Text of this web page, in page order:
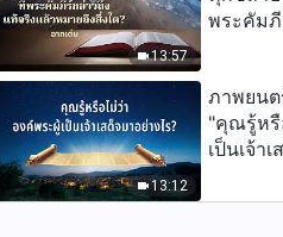
28:46
ตีความความล้ำลึกต่า
วจนะของพระเจ้าถึงทั้
บทที่ 3"
20:37
พระวจนะของพระเจ้
ตีความความล้ำลึกต่า
วจนะของพระเจ้าถึงทั้
บทที่ 5"
13:57
พระคัมภี
13:12
ภาพยนต
"คุณรู้หรื
เป็นเจ้า